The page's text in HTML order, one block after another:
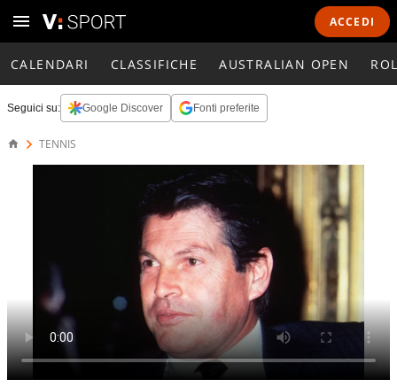
ACCEDI
CALENDARI CLASSIFICHE AUSTRALIAN OPEN
Seguici su: Google Discover Fonti preferite
TENNIS